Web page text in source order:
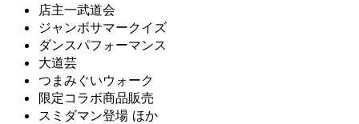
店主一武道会
ジャンボサマークイズ
ダンスパフォーマンス
大道芸
つまみぐいウォーク
限定コラボ商品販売
スミダマン登場 ほか